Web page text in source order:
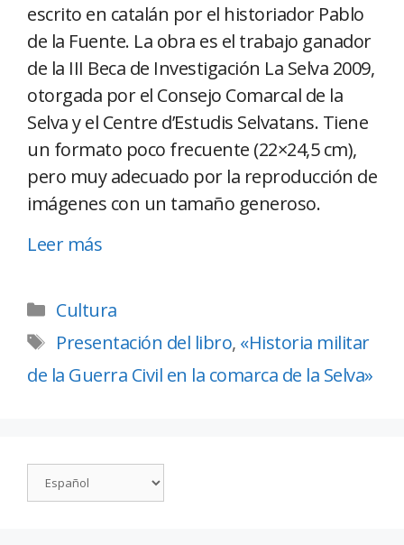
escrito en catalán por el historiador Pablo
de la Fuente. La obra es el trabajo ganador
de la III Beca de Investigación La Selva 2009,
otorgada por el Consejo Comarcal de la
Selva y el Centre d’Estudis Selvatans. Tiene
un formato poco frecuente (22×24,5 cm),
pero muy adecuado por la reproducción de
imágenes con un tamaño generoso.
Leer más
Cultura
Presentación del libro, «Historia militar
de la Guerra Civil en la comarca de la Selva»